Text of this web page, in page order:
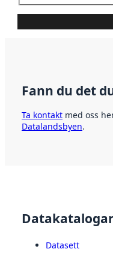
Fann du det
Ta kontakt med oss
Datalandsbyen.
Datakatalogar
Datasett